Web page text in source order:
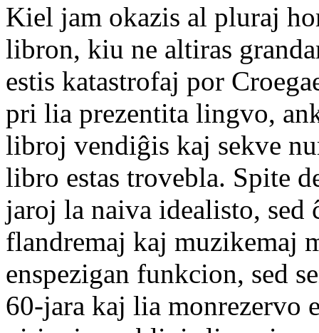
Kiel jam okazis al pluraj
libron, kiu ne altiras
estis katastrofaj por
pri lia prezentita lingvo,
libroj vendiĝis kaj sekve
libro estas trovebla. Spite
jaroj la naiva idealisto,
flandremaj kaj muzikemaj
enspezigan funkcion, sed
60-jara kaj lia monrezervo